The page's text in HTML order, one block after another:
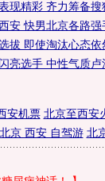
现精彩 齐力筹备搜
安 快男北京各路强
拔 即使淘汰心态依
亮选手 中性气质卢
安机票 北京至西安
北京 西安 自驾游 北